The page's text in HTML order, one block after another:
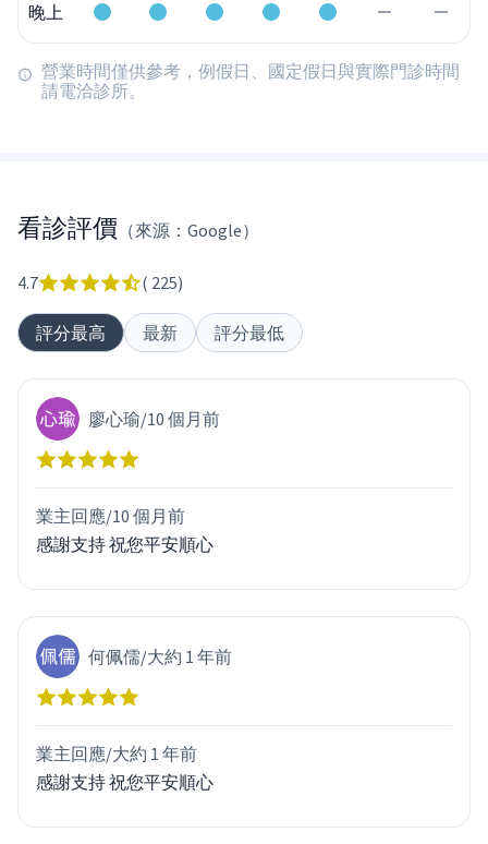
晚上
營業時間僅供參考，例假日、國定假日與實際門診時間
請電洽診所。
看診評價 （來源：Google）
4.7 ( 225)
評分最高 最新 評分最低
廖心瑜/10 個月前
業主回應/10 個月前
感謝支持 祝您平安順心
何佩儒/大約 1 年前
業主回應/大約 1 年前
感謝支持 祝您平安順心